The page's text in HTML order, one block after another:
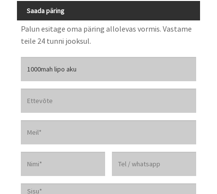
Saada päring
Palun esitage oma päring allolevas vormis. Vastame
teile 24 tunni jooksul.